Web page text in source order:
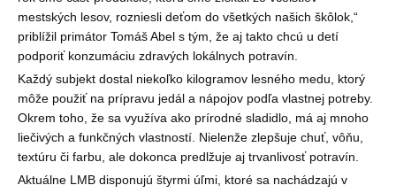
mestských lesov, rozniesli deťom do všetkých našich škôlok,“
priblížil primátor Tomáš Abel s tým, že aj takto chcú u detí
podporiť konzumáciu zdravých lokálnych potravín.
Každý subjekt dostal niekoľko kilogramov lesného medu, ktorý
môže použiť na prípravu jedál a nápojov podľa vlastnej potreby.
Okrem toho, že sa využíva ako prírodné sladidlo, má aj mnoho
liečivých a funkčných vlastností. Nielenže zlepšuje chuť, vôňu,
textúru či farbu, ale dokonca predlžuje aj trvanlivosť potravín.
Aktuálne LMB disponujú štyrmi úľmi, ktoré sa nachádzajú v